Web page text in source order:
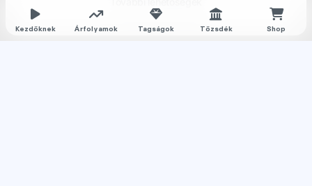
Kezdőknek Árfolyamok Tagságok Tőzsdék Shop
Árfolyamok
Rólunk